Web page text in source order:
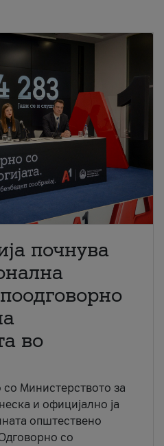
почнува
во
со Министерството за
и официјално ја
општествено
со